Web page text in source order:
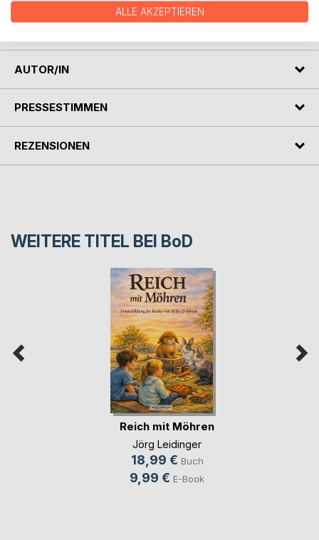
Also, los geht es! Nimm Dir Zeit für Dich! Und nun viel Spaß
AUTOR/IN
PRESSESTIMMEN
REZENSIONEN
WEITERE TITEL BEI BoD
Reich mit Möhren
Jörg Leidinger
18,99 € Buch
9,99 € E-Book
ALLE AKZEPTIEREN